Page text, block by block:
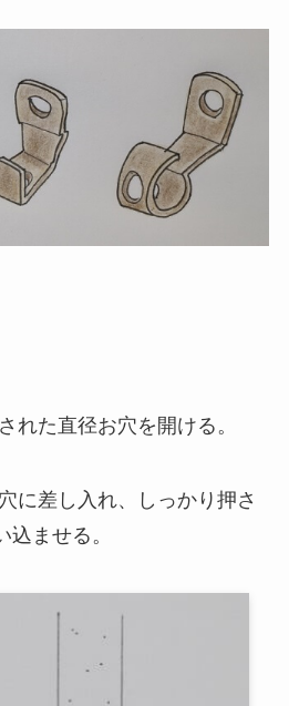
た直径お穴を開ける。
に差し入れ、しっかり押さ
込ませる。